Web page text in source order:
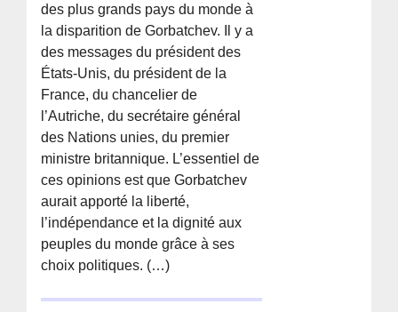
des plus grands pays du monde à
la disparition de Gorbatchev. Il y a
des messages du président des
États-Unis, du président de la
France, du chancelier de
l’Autriche, du secrétaire général
des Nations unies, du premier
ministre britannique. L’essentiel de
ces opinions est que Gorbatchev
aurait apporté la liberté,
l’indépendance et la dignité aux
peuples du monde grâce à ses
choix politiques. (…)